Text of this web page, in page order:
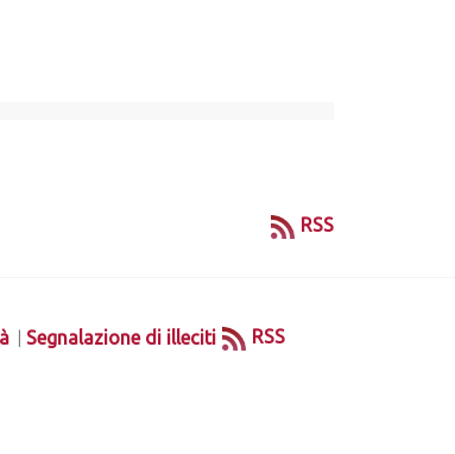
RSS
| Segnalazione di illeciti RSS